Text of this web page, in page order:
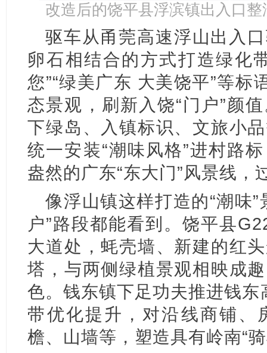
改造后的饶平县浮滨镇出入口整
驱车从甬莞高速浮山出入
卵石相结合的方式打造绿化
您”“绿美广东 大美饶平”等标
态景观，刷新入饶“门户”颜
下绿岛、入镇标识、文旅小
统一安装“潮味风格”进村路
盎然的广东“东大门”风景线，
像浮山镇这样打造的“潮味
户”路段都能看到。饶平县
大道处，蚝壳墙、新建的红
塔，与两侧绿植景观相映成
色。钱东镇下足功夫推进钱
带优化提升，对沿线商铺、
檐、山墙等，塑造具有岭南“